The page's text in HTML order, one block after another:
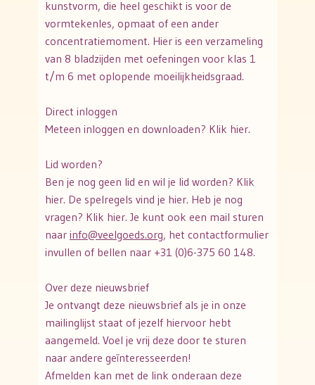
kunstvorm, die heel geschikt is voor de
vormtekenles, opmaat of een ander
concentratiemoment. Hier is een verzameling
van 8 bladzijden met oefeningen voor klas 1
t/m 6 met oplopende moeilijkheidsgraad.
Direct inloggen
Meteen inloggen en downloaden? Klik hier.
Lid worden?
Ben je nog geen lid en wil je lid worden? Klik
hier. De spelregels vind je hier. Heb je nog
vragen? Klik hier. Je kunt ook een mail sturen
naar info@veelgoeds.org, het contactformulier
invullen of bellen naar +31 (0)6-375 60 148.
Over deze nieuwsbrief
Je ontvangt deze nieuwsbrief als je in onze
mailinglijst staat of jezelf hiervoor hebt
aangemeld. Voel je vrij deze door te sturen
naar andere geïnteresseerden!
Afmelden kan met de link onderaan deze